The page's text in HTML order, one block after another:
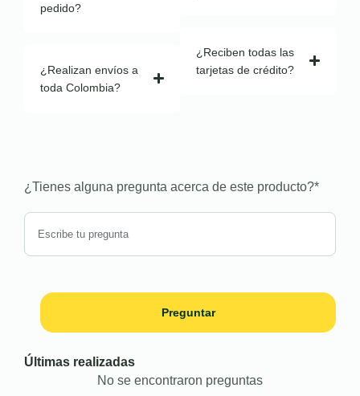
pedido?
¿Realizan envíos a
toda Colombia?
¿Reciben todas las
tarjetas de crédito?
¿Tienes alguna pregunta acerca de este producto?*
Preguntar
Últimas realizadas
No se encontraron preguntas